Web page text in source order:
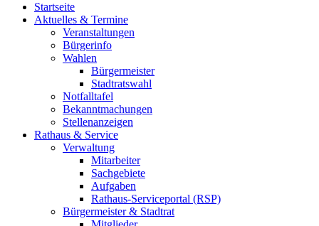
Startseite
Aktuelles & Termine
Veranstaltungen
Bürgerinfo
Wahlen
Bürgermeister
Stadtratswahl
Notfalltafel
Bekanntmachungen
Stellenanzeigen
Rathaus & Service
Verwaltung
Mitarbeiter
Sachgebiete
Aufgaben
Rathaus-Serviceportal (RSP)
Bürgermeister & Stadtrat